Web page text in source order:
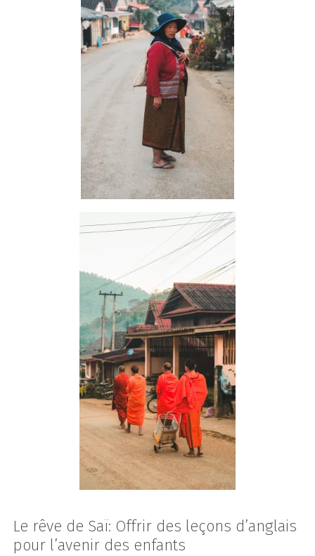
Le rêve de Saï: Offrir des leçons d’anglais
pour l’avenir des enfants